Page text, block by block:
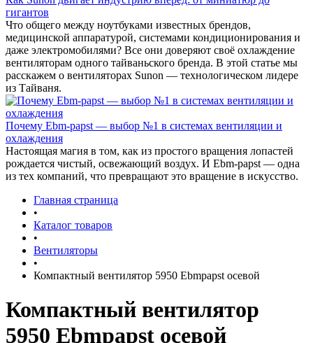
гигантов
Что общего между ноутбуками известных брендов,
медицинской аппаратурой, системами кондиционирования и
даже электромобилями? Все они доверяют своё охлаждение
вентиляторам одного тайваньского бренда. В этой статье мы
расскажем о вентиляторах Sunon — технологическом лидере
из Тайваня.
Почему Ebm-papst — выбор №1 в системах вентиляции и
охлаждения
Настоящая магия в том, как из простого вращения лопастей
рождается чистый, освежающий воздух. И Ebm-papst — одна
из тех компаний, что превращают это вращение в искусство.
Главная страница
•
Каталог товаров
•
Вентиляторы
•
Компактный вентилятор 5950 Ebmpapst осевой
Компактный вентилятор
5950 Ebmpapst осевой